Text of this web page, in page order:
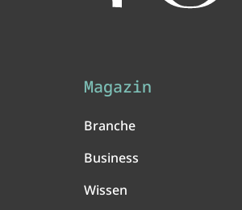
Magazin
Branche
Business
Wissen